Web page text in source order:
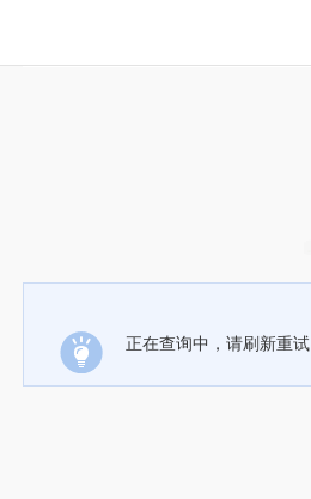
正在查询中，请刷新重试